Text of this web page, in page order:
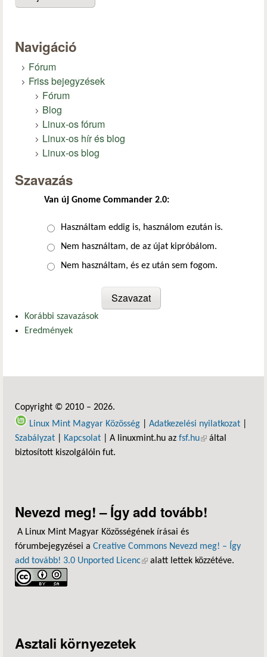
Navigáció
Fórum
Friss bejegyzések
Fórum
Blog
Linux-os fórum
Linux-os hír és blog
Linux-os blog
Szavazás
Van új Gnome Commander 2.0:
Választások
Használtam eddig is, használom ezután is.
Nem használtam, de az újat kipróbálom.
Nem használtam, és ez után sem fogom.
Korábbi szavazások
Eredmények
Copyright © 2010 – 2026.
Linux Mint Magyar Közösség
Adatkezelési nyilatkozat
Szabályzat
Kapcsolat | A linuxmint.hu az fsf.hu(külső hivatkozás)
által
biztosított kiszolgálóin fut.
Nevezd meg! – Így add tovább!
A Linux Mint Magyar Közösségének írásai és
fórumbejegyzései a Creative Commons Nevezd meg! – Így
add tovább! 3.0 Unported Licenc(külső hivatkozás)
alatt lettek közzétéve.
Asztali környezetek